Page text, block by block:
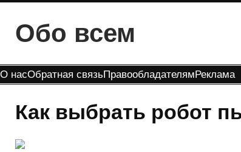
содержимому
Обо всем
О насОбратная связьПравообладателямРеклама
Как выбрать робот